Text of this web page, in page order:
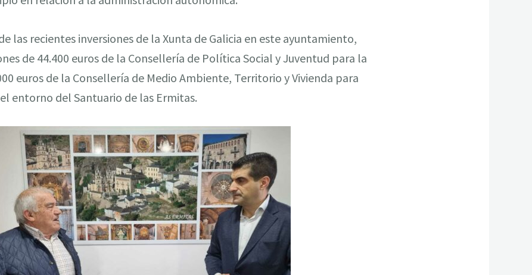
las recientes inversiones de la Xunta de Galicia en este ayuntamiento,
de 44.400 euros de la Consellería de Política Social y Juventud para la
euros de la Consellería de Medio Ambiente, Territorio y Vivienda para
entorno del Santuario de las Ermitas.